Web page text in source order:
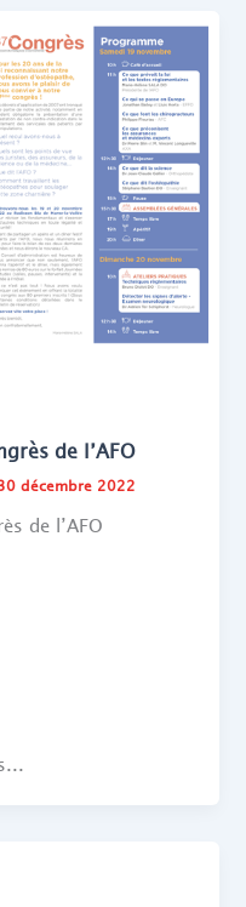
de l’AFO
décembre 2022
de l’AFO